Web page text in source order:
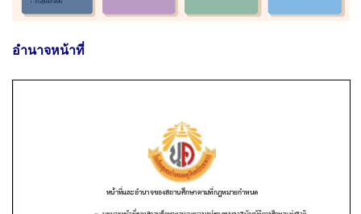
อำนาจหน้าที่